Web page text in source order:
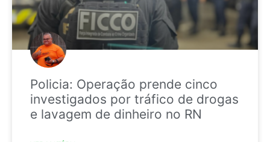
Policia: Operação prende cinco
investigados por tráfico de drogas
e lavagem de dinheiro no RN